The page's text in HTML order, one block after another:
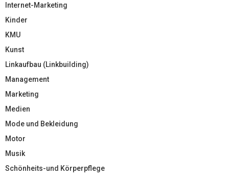
Internet-Marketing
Kinder
KMU
Kunst
Linkaufbau (Linkbuilding)
Management
Marketing
Medien
Mode und Bekleidung
Motor
Musik
Schönheits-und Körperpflege